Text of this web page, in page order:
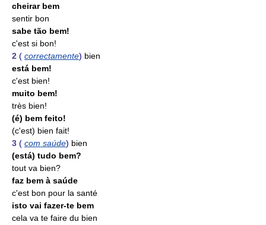
cheirar bem
sentir bon
sabe tão bem!
c'est si bon!
2 ( correctamente) bien
está bem!
c'est bien!
muito bem!
très bien!
(é) bem feito!
(c'est) bien fait!
3 ( com saúde) bien
(está) tudo bem?
tout va bien?
faz bem à saúde
c'est bon pour la santé
isto vai fazer-te bem
cela va te faire du bien